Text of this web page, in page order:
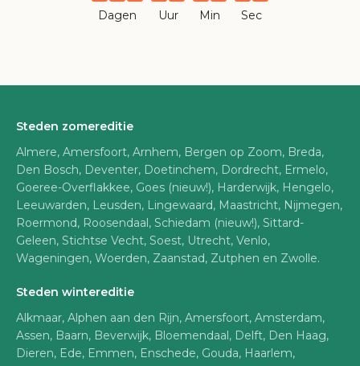
Dagen Uur Min Sec
Steden zomereditie
Almere, Amersfoort, Arnhem, Bergen op Zoom, Breda,
Den Bosch, Deventer, Doetinchem, Dordrecht, Ermelo,
Goeree-Overflakkee, Goes (nieuw!), Harderwijk, Hengelo,
Leeuwarden, Leusden, Lingewaard, Maastricht, Nijmegen,
Roermond, Roosendaal, Schiedam (nieuw!), Sittard-
Geleen, Stichtse Vecht, Soest, Utrecht, Venlo,
Wageningen, Woerden, Zaanstad, Zutphen en Zwolle.
Steden wintereditie
Alkmaar, Alphen aan den Rijn, Amersfoort, Amsterdam,
Assen, Baarn, Beverwijk, Bloemendaal, Delft, Den Haag,
Dieren, Ede, Emmen, Enschede, Gouda, Haarlem,